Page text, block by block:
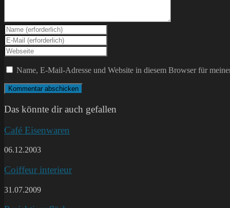
Gib
deinen
Namen
oder
Benutzernamen
zum
Kommentieren
ein
Gib
deine
E-
Mail-
Adresse
zum
Kommentieren
Gib
deine
Website-
ein
(optional)
Name, E-Mail-Adresse und Website in diesem Browser für
Das könnte dir auch gefallen
Café Eisenwaren
06.12.2003
Coiffeur interieur
31.07.2009